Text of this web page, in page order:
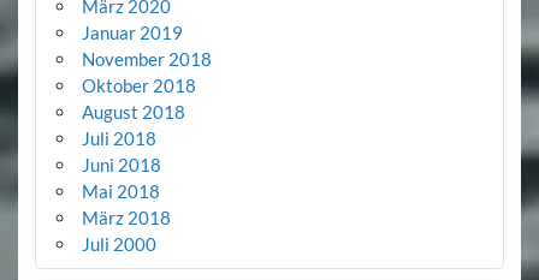
März 2020
Januar 2019
November 2018
Oktober 2018
August 2018
Juli 2018
Juni 2018
Mai 2018
März 2018
Juli 2000